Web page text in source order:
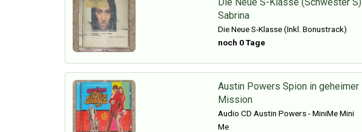
Sabrina
Die Neue S-Klasse (Inkl. Bonustrack)
noch 0 Tage
Austin Powers Spion in geheimer
Mission
Audio CD Austin Powers - MiniMe Mini
Me